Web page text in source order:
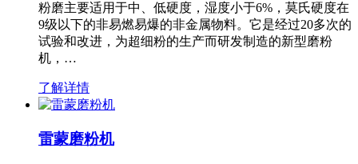
粉磨主要适用于中、低硬度，湿度小于6%，莫氏硬度在
9级以下的非易燃易爆的非金属物料。它是经过20多次的
试验和改进，为超细粉的生产而研发制造的新型磨粉
机，…
了解详情
雷蒙磨粉机